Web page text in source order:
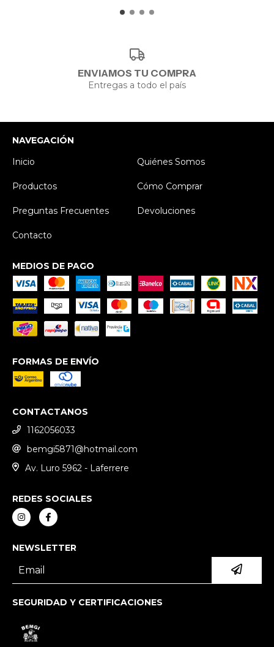
ENVIAMOS TU COMPRA
Entregas a todo el país
NAVEGACIÓN
Inicio
Quiénes Somos
Productos Cómo Comprar
Preguntas Frecuentes Devoluciones
Contacto
MEDIOS DE PAGO
FORMAS DE ENVÍO
CONTACTANOS
1162056033
bemgi5871@hotmail.com
Av. Luro 5962 - Laferrere
REDES SOCIALES
NEWSLETTER
SEGURIDAD Y CERTIFICACIONES